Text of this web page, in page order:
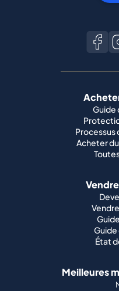
Guide
Acheter
État
Meilleures